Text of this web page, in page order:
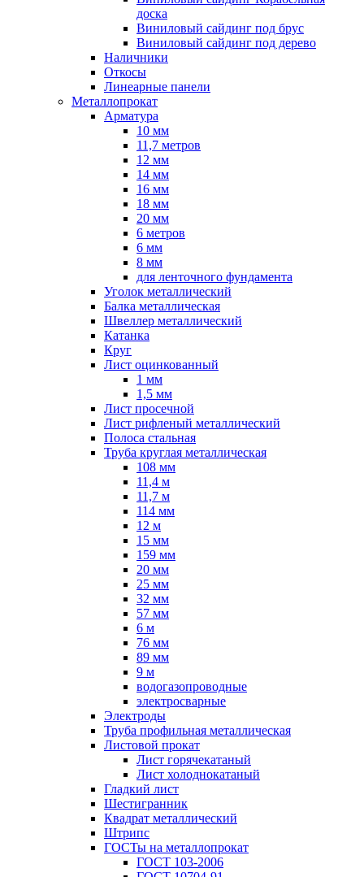
доска
Виниловый сайдинг под брус
Виниловый сайдинг под дерево
Наличники
Откосы
Линеарные панели
Металлопрокат
Арматура
10 мм
11,7 метров
12 мм
14 мм
16 мм
18 мм
20 мм
6 метров
6 мм
8 мм
для ленточного фундамента
Уголок металлический
Балка металлическая
Швеллер металлический
Катанка
Круг
Лист оцинкованный
1 мм
1,5 мм
Лист просечной
Лист рифленый металлический
Полоса стальная
Труба круглая металлическая
108 мм
11,4 м
11,7 м
114 мм
12 м
15 мм
159 мм
20 мм
25 мм
32 мм
57 мм
6 м
76 мм
89 мм
9 м
водогазопроводные
электросварные
Электроды
Труба профильная металлическая
Листовой прокат
Лист горячекатаный
Лист холоднокатаный
Гладкий лист
Шестигранник
Квадрат металлический
Штрипс
ГОСТы на металлопрокат
ГОСТ 103-2006